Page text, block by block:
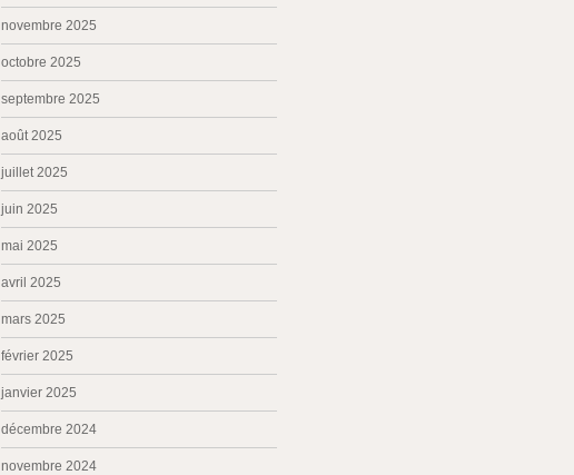
novembre 2025
octobre 2025
septembre 2025
août 2025
juillet 2025
juin 2025
mai 2025
avril 2025
mars 2025
février 2025
janvier 2025
décembre 2024
novembre 2024